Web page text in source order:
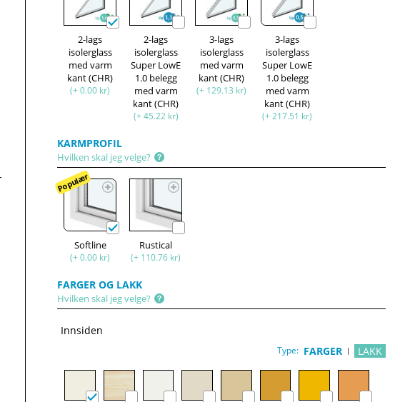
2-lags
isolerglass
med varm
kant (CHR)
(+ 0.00 kr)
2-lags
isolerglass
Super LowE
1.0 belegg
med varm
kant (CHR)
(+ 45.22 kr)
3-lags
isolerglass
med varm
kant (CHR)
(+ 129.13 kr)
3-lags
isolerglass
Super LowE
1.0 belegg
med varm
kant (CHR)
(+ 217.51 kr)
KARMPROFIL
Hvilken skal jeg velge?
Populær
Softline
(+ 0.00 kr)
Rustical
(+ 110.76 kr)
FARGER OG LAKK
Hvilken skal jeg velge?
Innsiden
Type: FARGER LAKK